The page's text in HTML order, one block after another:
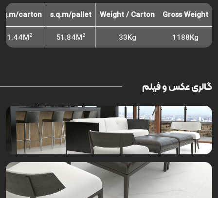
Gross Weight
Weight / Carton
s.q.m/pallet
carton
1188Kg
33Kg
51.84M2
1.44M2
گالری عکس و فیلم